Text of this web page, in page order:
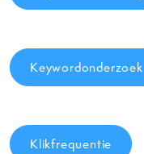
Keywordonderzoek
Klikfrequentie